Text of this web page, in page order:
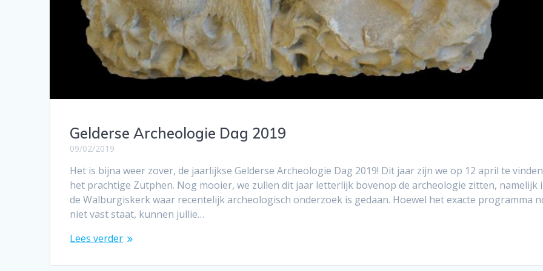
Gelderse Archeologie Dag 2019
09/02/2019
Het is bijna weer zover, de jaarlijkse Gelderse Archeologie Dag 2019! Dit jaar zijn we op 12 april te
het prachtige Zutphen. Nog mooier, we zullen dit jaar letterlijk bovenop de archeologie zitten, namelijk
de Walburgiskerk waar recentelijk archeologisch onderzoek is gedaan. Hoewel het exacte programma
niet vast staat, kunnen jullie…
Lees verder